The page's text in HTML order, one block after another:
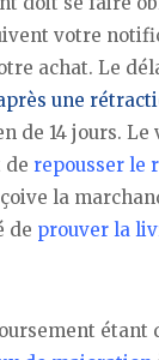
votre
achat. Le
une
de 14 jours. Le
de repousser le
la
de prouver la
étant